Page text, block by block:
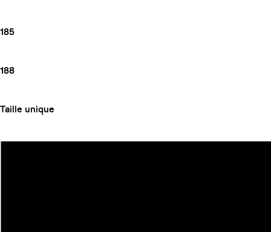
185
188
Taille unique